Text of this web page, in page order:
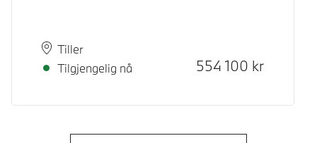
PlassTiller
Leveringstid
Tilgjengelig nå
Kontantpris
554 100 kr